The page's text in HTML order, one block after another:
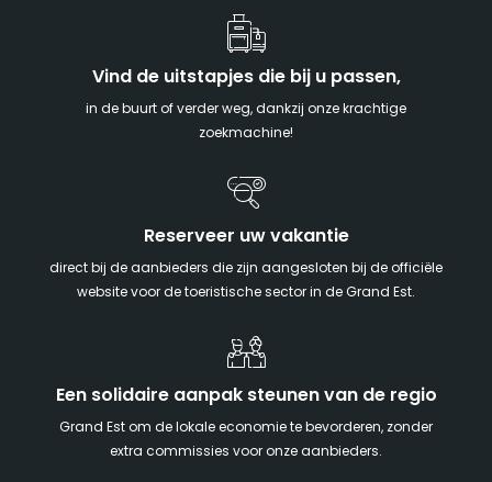
Vind de uitstapjes die bij u passen,
in de buurt of verder weg, dankzij onze krachtige
zoekmachine!
Reserveer uw vakantie
direct bij de aanbieders die zijn aangesloten bij de officiële
website voor de toeristische sector in de Grand Est.
Een solidaire aanpak steunen van de regio
Grand Est om de lokale economie te bevorderen, zonder
extra commissies voor onze aanbieders.